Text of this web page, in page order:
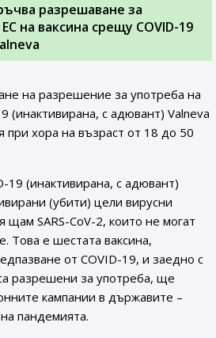
разрешаване за
на ваксина срещу COVID-19
на разрешение за употреба на
(инактивирана, с адювант) Valneva
при хора на възраст от 18 до 50
19 (инактивирана, с адювант)
(убити) цели вирусни
щам SARS-CoV-2, които не могат
Това е шестата ваксина,
от COVID-19, и заедно с
разрешени за употреба, ще
кампании в държавите –
пандемията.